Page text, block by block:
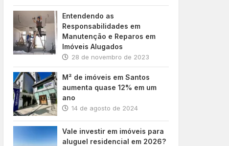
Entendendo as
Responsabilidades em
Manutenção e Reparos em
Imóveis Alugados
28 de novembro de 2023
M² de imóveis em Santos
aumenta quase 12% em um
ano
14 de agosto de 2024
Vale investir em imóveis para
aluguel residencial em 2026?